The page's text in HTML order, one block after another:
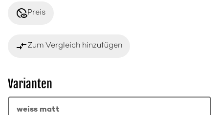
disabled_visiblePreis
compare_arrowsZum Vergleich hinzufügen
Varianten
weiss matt